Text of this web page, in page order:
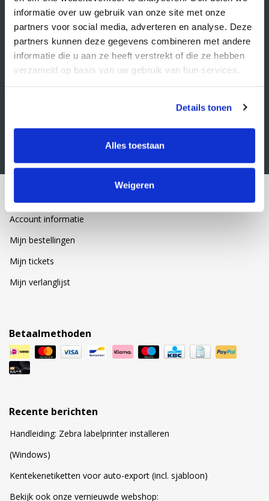
informatie over uw gebruik van onze site met onze
partners voor social media, adverteren en analyse. Deze
partners kunnen deze gegevens combineren met andere
informatie die u aan ze heeft verstrekt of die ze hebben
verzameld op basis van uw gebruik van hun services.
Details tonen
Alles toestaan
Weigeren
Algemene voorwaarden
Privacy statement
Klacht indienen
Nieuwsbrief
Account informatie
Mijn bestellingen
Mijn tickets
Mijn verlanglijst
Betaalmethoden
Recente berichten
Handleiding: Zebra labelprinter installeren
(Windows)
Kentekenetiketten voor auto-export (incl. sjabloon)
Bekijk ook onze vernieuwde webshop: